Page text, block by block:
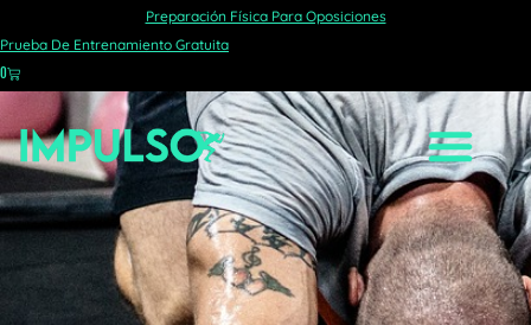
Preparación Física Para Oposiciones
Prueba De Entrenamiento Gratuita
0